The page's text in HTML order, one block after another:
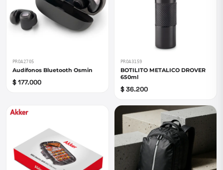
PROA2705
Audífonos Bluetooth Osmin
$ 177.000
PROA3159
BOTILITO METALICO DROVER
650ml
$ 36.200